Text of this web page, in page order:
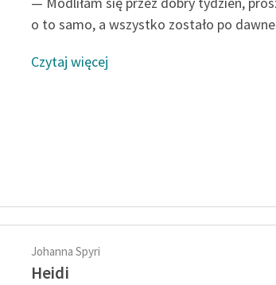
Odkurzamy
o to samo, a wszystko zostało po
Czytaj więcej
Johanna Spyri
Heidi